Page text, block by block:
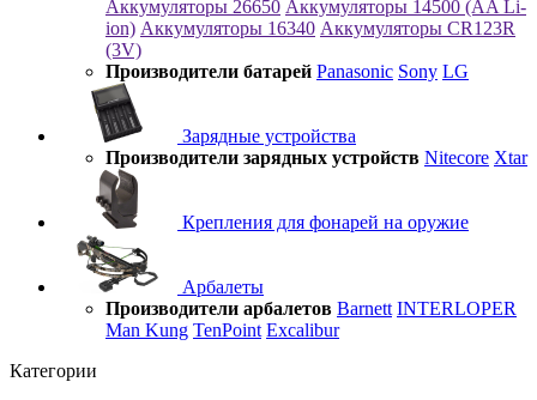
Аккумуляторы 26650 Аккумуляторы 14500 (AA Li-
ion) Аккумуляторы 16340 Аккумуляторы CR123R
(3V)
Производители батарей Panasonic Sony LG
Зарядные устройства
Производители зарядных устройств Nitecore Xtar
Крепления для фонарей на оружие
Арбалеты
Производители арбалетов Barnett INTERLOPER
Man Kung TenPoint Excalibur
Категории